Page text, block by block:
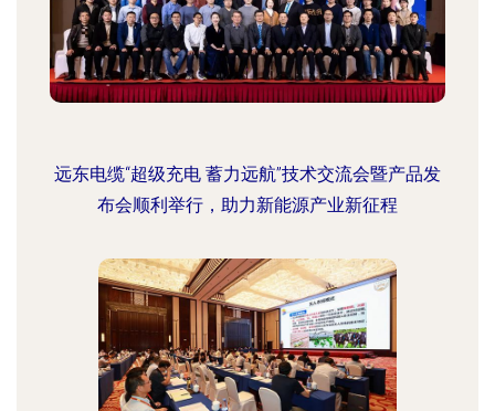
远东电缆“超级充电 蓄力远航”技术交流会暨产品发
布会顺利举行，助力新能源产业新征程